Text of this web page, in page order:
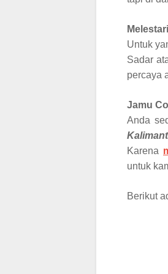
Untuk
Sadar
percaya
Jamu
Anda
Karena
untuk
Berikut